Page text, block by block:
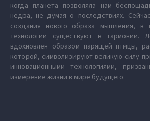
когда планета позволяла нам
недра, не думая о последствиях.
создания нового образа мышления, в
технологии существуют в гармонии.
вдохновлен образом парящей птицы,
которой, символизируют великую силу
инновационными технологиями,
измерение жизни в мире будущего.